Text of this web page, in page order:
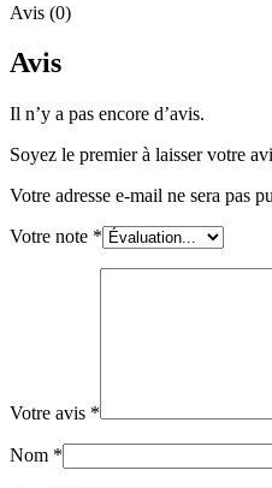
Avis (0)
Avis
Il n’y a pas encore d’avis.
Soyez le premier à laisser votre
Votre adresse e-mail ne sera pas
Votre note *
Votre avis *
Nom *